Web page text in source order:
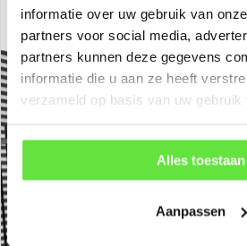
informatie over uw gebruik van
partners voor social media,
partners kunnen deze gegevens
informatie die u aan ze heeft
verzameld op basis van uw gebruik
Alles toestaan
Aanpassen